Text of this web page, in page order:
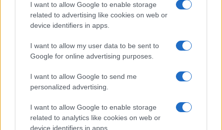
I want to allow Google to enable storage
related to advertising like cookies on web or
device identifiers in apps.
I want to allow my user data to be sent to
Google for online advertising purposes.
I want to allow Google to send me
personalized advertising.
I want to allow Google to enable storage
related to analytics like cookies on web or
device identifiers in apps.
FILM
Frasi dei film
Frasi film più lette
Incipit dei film
Film più cercati
Frasi sul cinema
SERVIZI
Mappa del sito